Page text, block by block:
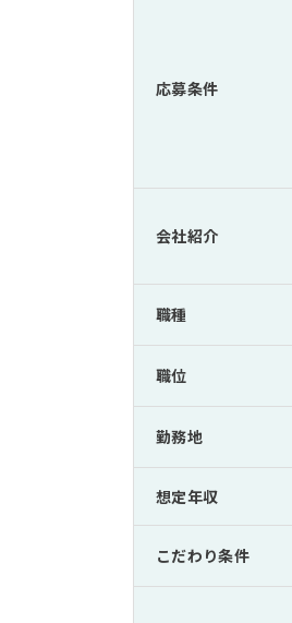
応募条件
会社紹介
職種
職位
勤務地
想定年収
こだわり条件